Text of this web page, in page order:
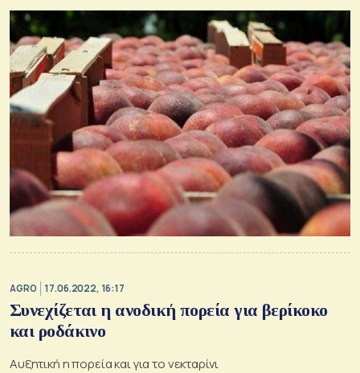
AGRO 17.06.2022, 16:17
Συνεχίζεται η ανοδική πορεία για βερίκοκο
και ροδάκινο
Αυξητική η πορεία και για το νεκταρίνι